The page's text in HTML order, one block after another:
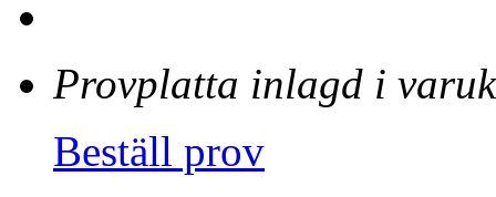
Provplatta inlagd i
Beställ prov